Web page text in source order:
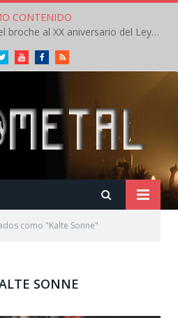
CONTENIDO
Crónica: Helloween pone el broche al XX aniversario del Leyendas del Rock – Sábado – Agosto 2026
TwitterYoutubeFacebookRSS
como "Kalte Sonne"
SONNE